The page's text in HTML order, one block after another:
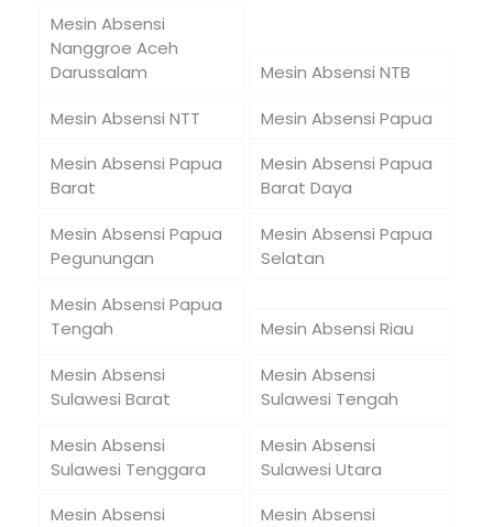
Mesin Absensi
Nanggroe Aceh
Darussalam
Mesin Absensi NTB
Mesin Absensi NTT
Mesin Absensi Papua
Mesin Absensi Papua
Barat
Mesin Absensi Papua
Barat Daya
Mesin Absensi Papua
Pegunungan
Mesin Absensi Papua
Selatan
Mesin Absensi Papua
Tengah
Mesin Absensi Riau
Mesin Absensi
Sulawesi Barat
Mesin Absensi
Sulawesi Tengah
Mesin Absensi
Sulawesi Tenggara
Mesin Absensi
Sulawesi Utara
Mesin Absensi
Mesin Absensi